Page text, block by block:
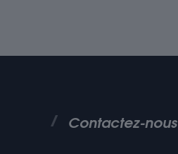
Contactez-nous